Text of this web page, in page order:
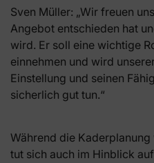
Sven Müller: „Wir freuen
Angebot entschieden hat
wird. Er soll eine wichtige
einnehmen und wird
Einstellung und seinen
sicherlich gut tun.“
Während die
tut sich auch im Hinblick